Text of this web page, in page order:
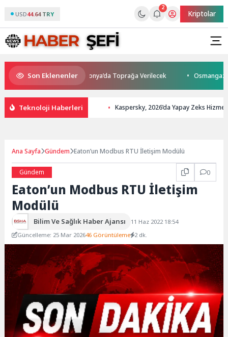
USD44.64 TRY
2
Kriptolar
Son Eklenenler
Kaybetti: Kuzey Makedonya’da Toprağa Verilecek Osmangazi’de
Teknoloji Haberleri Kaspersky, 2026’da Yapay Zeks
Ana Sayfa Gündem Eaton’un Modbus RTU İletişim Modülü
Gündem 0
Eaton’un Modbus RTU İletişim
Modülü
Bilim Ve Sağlık Haber Ajansı
11 Haz 2022 18:54
Güncelleme: 25 Mar 202646 Görüntüleme 2 dk.